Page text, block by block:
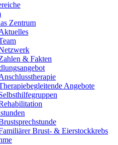
Zentrum
& Fakten
Angebote
Brust- & Eierstockkrebs